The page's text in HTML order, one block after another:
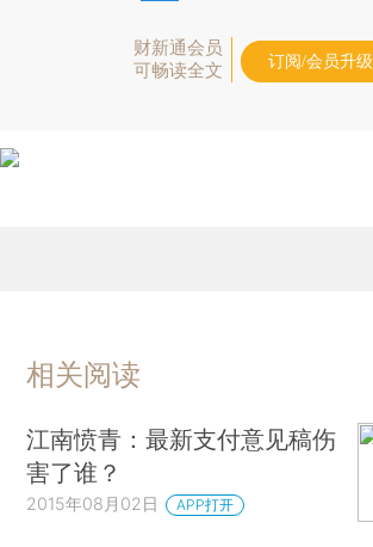
财新通会员
可畅读全文
订阅/会员升级
相关阅读
江南愤青：最新支付意见稿伤
害了谁？
2015年08月02日 APP打开